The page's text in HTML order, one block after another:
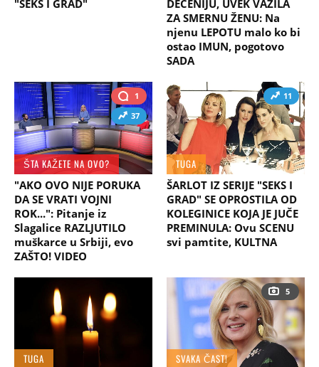
"SEKS I GRAD"
DECENIJU, UVEK VAŽILA
ZA SMERNU ŽENU: Na
njenu LEPOTU malo ko bi
ostao IMUN, pogotovo
SADA
1
37
ŠTA KAŽETE NA OVO?
"AKO OVO NIJE PORUKA
DA SE VRATI VOJNI
ROK...": Pitanje iz
Slagalice RAZLJUTILO
muškarce u Srbiji, evo
ZAŠTO! VIDEO
11
TUGA
ŠARLOT IZ SERIJE "SEKS I
GRAD" SE OPROSTILA OD
KOLEGINICE KOJA JE JUČE
PREMINULA: Ovu SCENU
svi pamtite, KULTNA
TUGA
5
SVAKA ČAST!